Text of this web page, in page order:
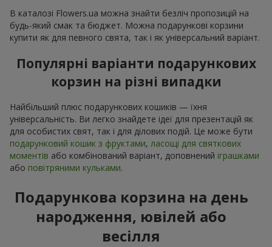
В каталозі Flowers.ua можна знайти безліч пропозицій на
будь-який смак та бюджет. Можна подарункові корзини
купити як для певного свята, так і як універсальний варіант.
Популярні варіанти подарункових
корзин на різні випадки
Найбільший плюс подарункових кошиків — їхня
універсальність. Ви легко знайдете ідеї для презентацій як
для особистих свят, так і для ділових подій. Це може бути
подарунковий кошик з фруктами, ласощі для святкових
моментів або комбінований варіант, доповнений іграшками
або повітряними кульками.
Подарункова корзина на день
народження, ювілей або
весілля